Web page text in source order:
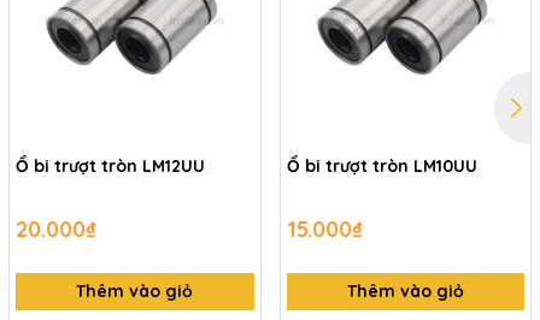
Ổ bi trượt tròn LM12UU
20.000₫
Thêm vào giỏ
Ổ bi trượt tròn LM10UU
15.000₫
Thêm vào giỏ